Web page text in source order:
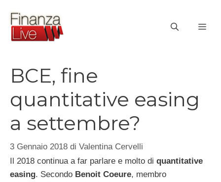
contenuto
BCE, fine
quantitative easing
a settembre?
3 Gennaio 2018 di Valentina Cervelli
Il 2018 continua a far parlare e molto di quantitative
easing. Secondo Benoit Coeure, membro